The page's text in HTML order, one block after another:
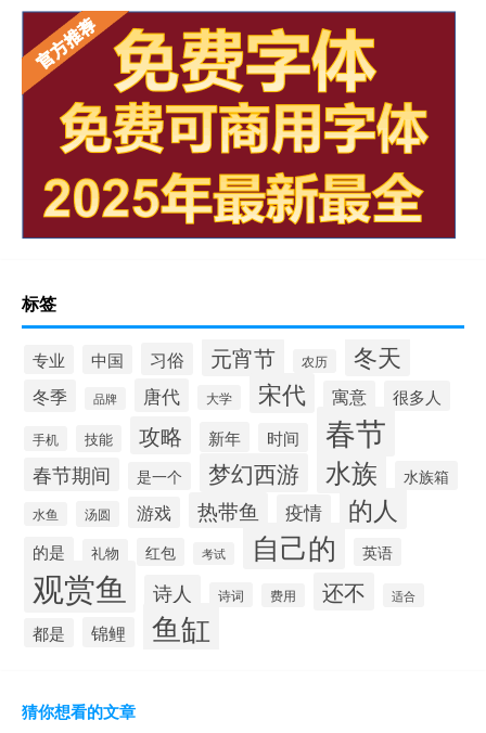
标签
专业 中国 习俗 元宵节 农历 冬天
冬季 品牌 唐代 大学 宋代 寓意 很多人
手机 技能 攻略 新年 时间 春节
春节期间 是一个 梦幻西游 水族 水族箱
水鱼 汤圆 游戏 热带鱼 疫情 的人
的是 礼物 红包 考试 自己的 英语
观赏鱼 诗人 诗词 费用 还不 适合
都是 锦鲤 鱼缸
猜你想看的文章